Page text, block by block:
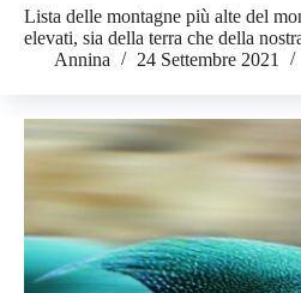
Lista delle montagne più alte del
elevati, sia della terra che della
Annina
24 Settembre 2021